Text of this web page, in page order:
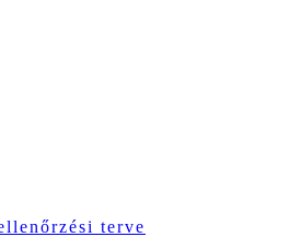
terve